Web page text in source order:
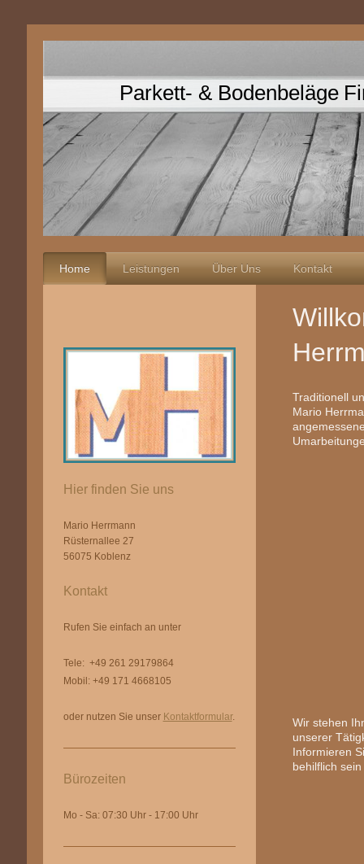
Parkett- & Bodenbeläge
Home Leistungen Über Uns Kontakt
Traditionell
Mario
Wir stehen
unserer
Informieren
behilflich
Hier finden Sie uns
Mario Herrmann
Rüsternallee 27
56075 Koblenz
Kontakt
Rufen Sie einfach an unter
Tele: +49 261 29179864
Mobil: +49 171 4668105
oder nutzen Sie unser Kontaktformular.
Bürozeiten
Mo - Sa: 07:30 Uhr - 17:00 Uhr